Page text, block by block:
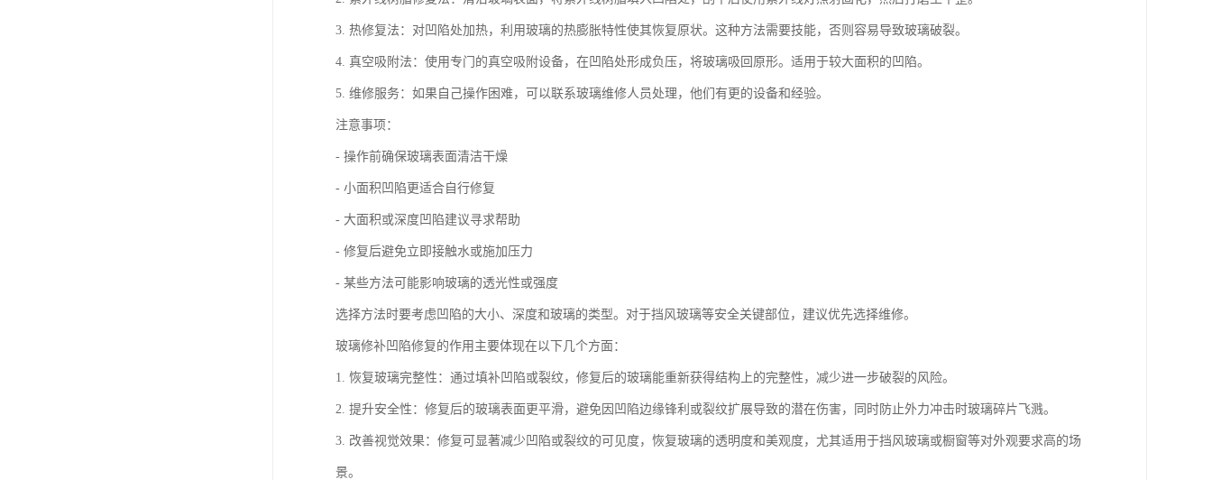
3. 热修复法：对凹陷处加热，利用玻璃的热膨胀特性使其恢复原状。这种方法需要技能，否则容易导致玻璃破裂。
4. 真空吸附法：使用专门的真空吸附设备，在凹陷处形成负压，将玻璃吸回原形。适用于较大面积的凹陷。
5. 维修服务：如果自己操作困难，可以联系玻璃维修人员处理，他们有更的设备和经验。
注意事项：
- 操作前确保玻璃表面清洁干燥
- 小面积凹陷更适合自行修复
- 大面积或深度凹陷建议寻求帮助
- 修复后避免立即接触水或施加压力
- 某些方法可能影响玻璃的透光性或强度
选择方法时要考虑凹陷的大小、深度和玻璃的类型。对于挡风玻璃等安全关键部位，建议优先选择维修。
玻璃修补凹陷修复的作用主要体现在以下几个方面：
1. 恢复玻璃完整性：通过填补凹陷或裂纹，修复后的玻璃能重新获得结构上的完整性，减少进一步破裂的风险。
2. 提升安全性：修复后的玻璃表面更平滑，避免因凹陷边缘锋利或裂纹扩展导致的潜在伤害，同时防止外力冲击时玻璃碎片飞溅。
3. 改善视觉效果：修复可显著减少凹陷或裂纹的可见度，恢复玻璃的透明度和美观度，尤其适用于挡风玻璃或橱窗等对外观要求高的场
景。